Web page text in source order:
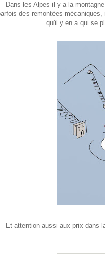
Dans les Alpes il y a la
des remontées
qu'il y en a qui se
Et attention aussi aux prix dans